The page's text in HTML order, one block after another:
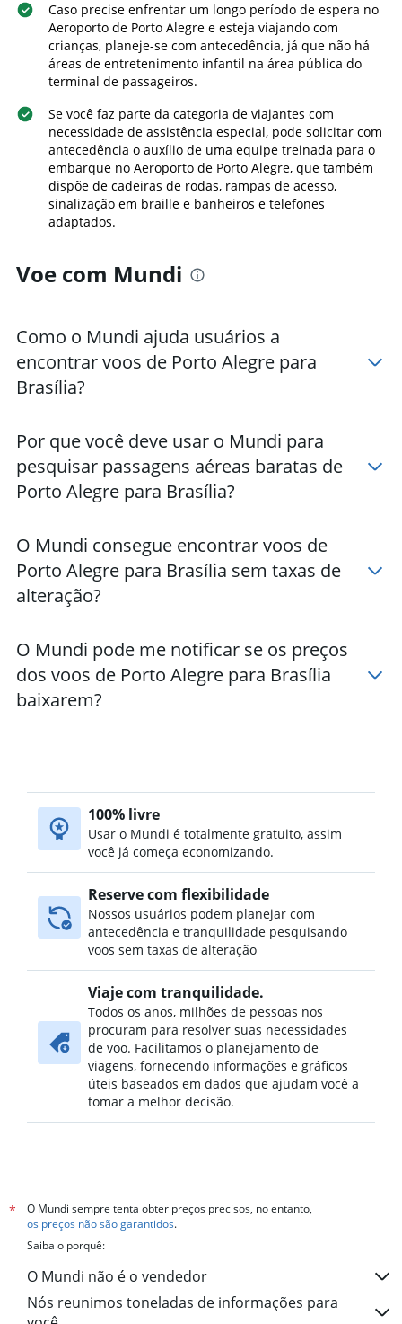
Caso precise enfrentar um longo período de espera no
Aeroporto de Porto Alegre e esteja viajando com
crianças, planeje-se com antecedência, já que não há
áreas de entretenimento infantil na área pública do
terminal de passageiros.
Se você faz parte da categoria de viajantes com
necessidade de assistência especial, pode solicitar com
antecedência o auxílio de uma equipe treinada para o
embarque no Aeroporto de Porto Alegre, que também
dispõe de cadeiras de rodas, rampas de acesso,
sinalização em braille e banheiros e telefones
adaptados.
Voe com Mundi
Como o Mundi ajuda usuários a
encontrar voos de Porto Alegre para
Brasília?
Por que você deve usar o Mundi para
pesquisar passagens aéreas baratas de
Porto Alegre para Brasília?
O Mundi consegue encontrar voos de
Porto Alegre para Brasília sem taxas de
alteração?
O Mundi pode me notificar se os preços
dos voos de Porto Alegre para Brasília
baixarem?
100% livre
Usar o Mundi é totalmente gratuito, assim
você já começa economizando.
Reserve com flexibilidade
Nossos usuários podem planejar com
antecedência e tranquilidade pesquisando
voos sem taxas de alteração
Viaje com tranquilidade.
Todos os anos, milhões de pessoas nos
procuram para resolver suas necessidades
de voo. Facilitamos o planejamento de
viagens, fornecendo informações e gráficos
úteis baseados em dados que ajudam você a
tomar a melhor decisão.
*
O Mundi sempre tenta obter preços precisos, no entanto,
os preços não são garantidos.
Saiba o porquê:
O Mundi não é o vendedor
Nós reunimos toneladas de informações para